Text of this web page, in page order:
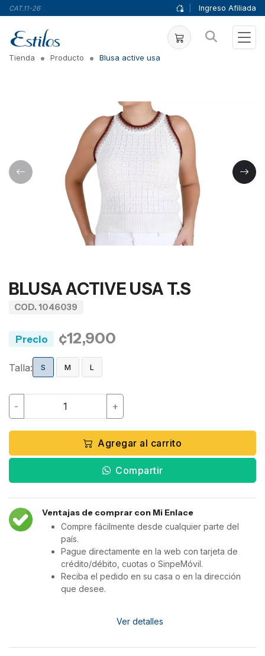
CAT.11-26 Ingreso Afiliada
Tienda Producto Blusa active usa
BLUSA ACTIVE USA T.S
COD. 1046039
Precio ¢12,900
Talla: S M L
- +
Agregar al carrito
Compartir
Ventajas de comprar con Mi Enlace
Compre fácilmente desde cualquier parte del
país.
Pague directamente en la web con tarjeta de
crédito/débito, cuotas o SinpeMóvil.
Reciba el pedido en su casa o en la dirección
que desee.
Ver detalles